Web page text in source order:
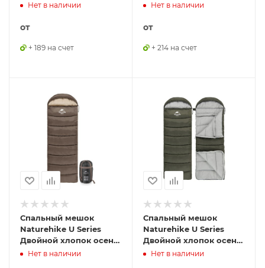
зима коричневый U350,
6927595767221BL
Нет в наличии
от
+ 189 на счет
зима коричневый
6927595769294
Нет в наличии
от
+ 214 на счет
Спальный мешок
Naturehike U Series
Двойной хлопок осень-
зима коричневый U250,
Нет в наличии
Спальный мешок
Naturehike U Series
Двойной хлопок осень-
зима зелёный U250S,
Нет в наличии